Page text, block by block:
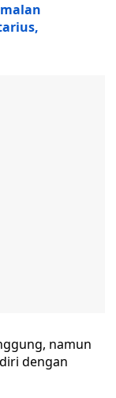
namun
dengan